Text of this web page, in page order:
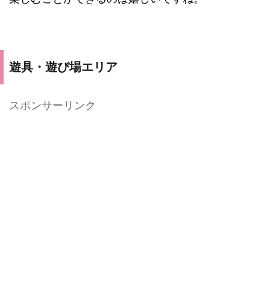
遊具・遊び場エリア
スポンサーリンク